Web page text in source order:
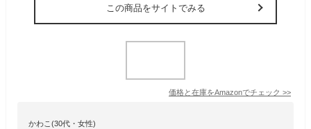
この商品をサイトでみる
価格と在庫をAmazonでチェック >>
かわこ(30代・女性)